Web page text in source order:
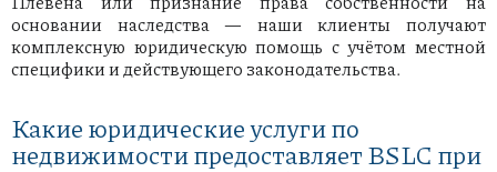
основании наследства — наши клиенты получают
комплексную юридическую помощь с учётом местной
специфики и действующего законодательства.
Какие юридические услуги по
недвижимости предоставляет BSLC при